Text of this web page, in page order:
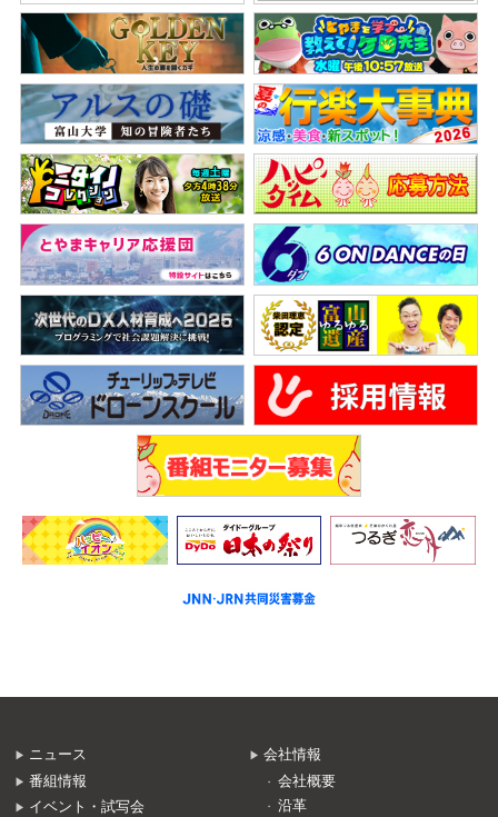
ニュース
番組情報
イベント・試写会
会社情報
会社概要
沿革